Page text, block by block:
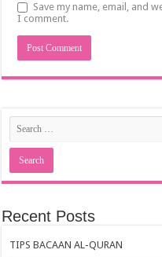
Save my name, email, and
I comment.
Recent Posts
TIPS BACAAN AL-QURAN